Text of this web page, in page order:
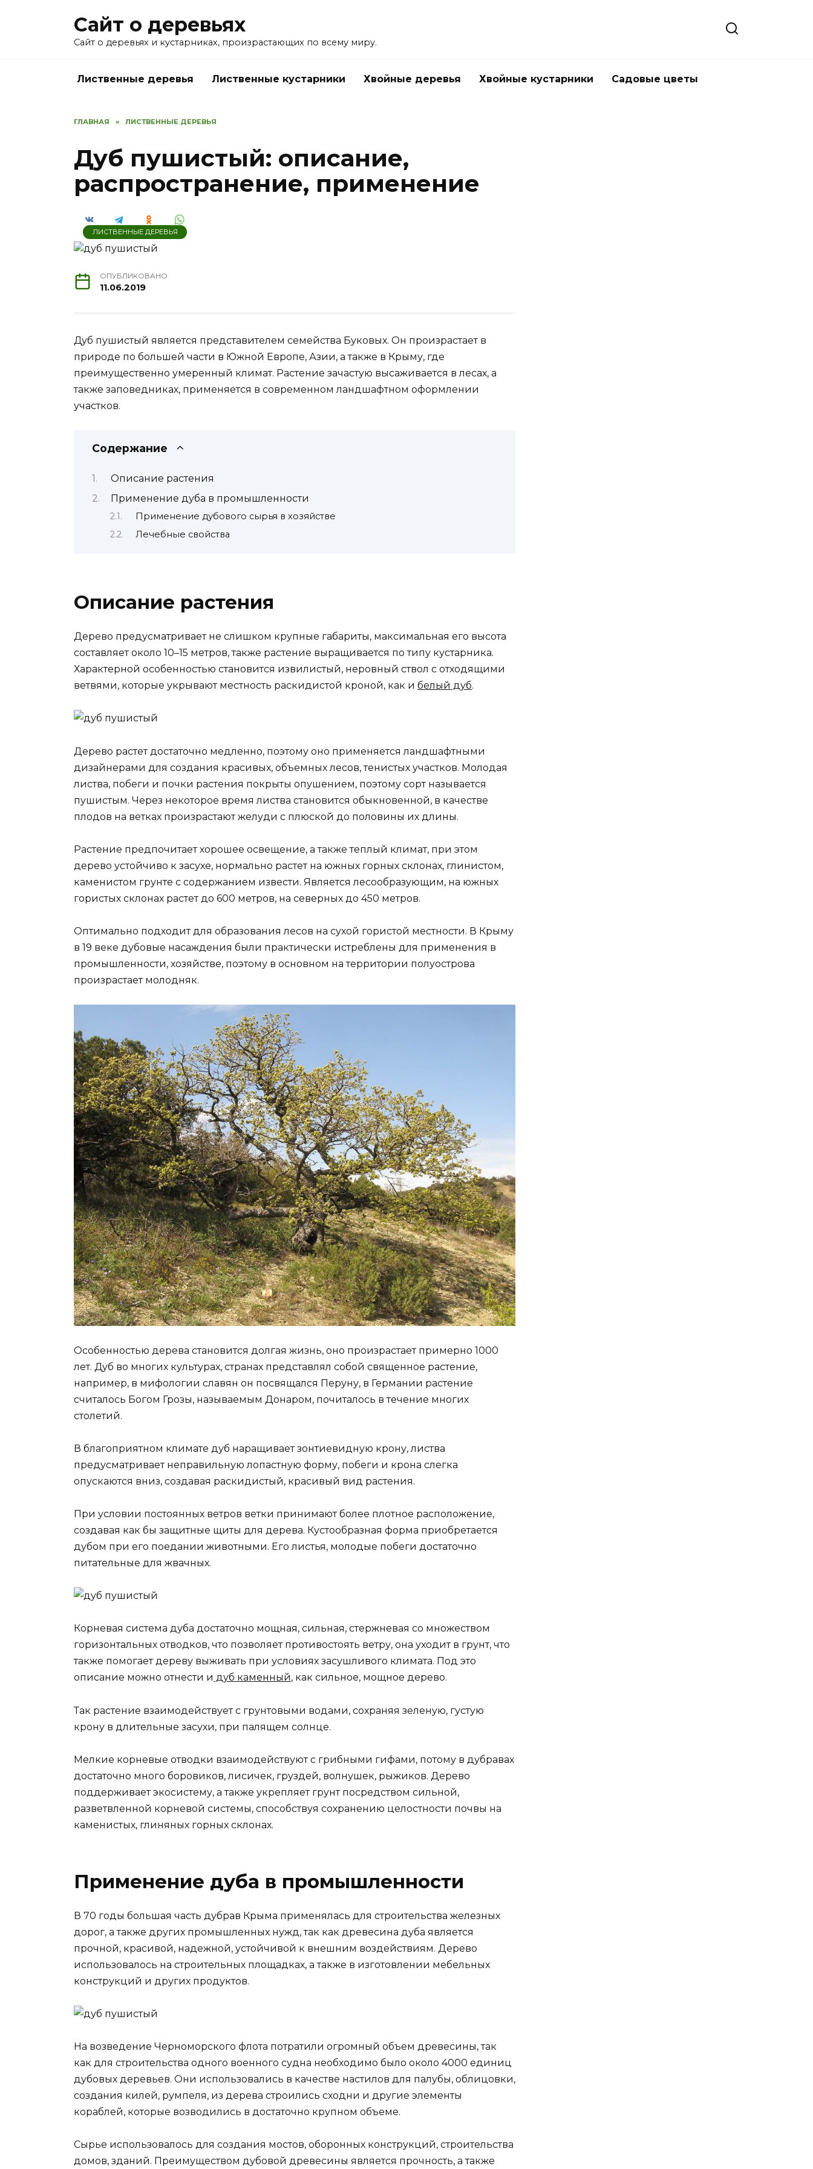
Сайт о деревьях
Сайт о деревьях и кустарниках, произрастающих по всему миру.
Лиственные деревья Лиственные кустарники Хвойные деревья Хвойные кустарники Садовые цветы
ГЛАВНАЯ » ЛИСТВЕННЫЕ ДЕРЕВЬЯ
Дуб пушистый: описание,
распространение, применение
ЛИСТВЕННЫЕ ДЕРЕВЬЯ
ОПУБЛИКОВАНО
11.06.2019
Дуб пушистый является представителем семейства Буковых. Он произрастает в
природе по большей части в Южной Европе, Азии, а также в Крыму, где
преимущественно умеренный климат. Растение зачастую высаживается в лесах, а
также заповедниках, применяется в современном ландшафтном оформлении
участков.
Содержание
Описание растения
Применение дуба в промышленности
Применение дубового сырья в хозяйстве
Лечебные свойства
Описание растения
Дерево предусматривает не слишком крупные габариты, максимальная его высота
составляет около 10–15 метров, также растение выращивается по типу кустарника.
Характерной особенностью становится извилистый, неровный ствол с отходящими
ветвями, которые укрывают местность раскидистой кроной, как и белый дуб.
Дерево растет достаточно медленно, поэтому оно применяется ландшафтными
дизайнерами для создания красивых, объемных лесов, тенистых участков. Молодая
листва, побеги и почки растения покрыты опушением, поэтому сорт называется
пушистым. Через некоторое время листва становится обыкновенной, в качестве
плодов на ветках произрастают желуди с плюской до половины их длины.
Растение предпочитает хорошее освещение, а также теплый климат, при этом
дерево устойчиво к засухе, нормально растет на южных горных склонах, глинистом,
каменистом грунте с содержанием извести. Является лесообразующим, на южных
гористых склонах растет до 600 метров, на северных до 450 метров.
Оптимально подходит для образования лесов на сухой гористой местности. В Крыму
в 19 веке дубовые насаждения были практически истреблены для применения в
промышленности, хозяйстве, поэтому в основном на территории полуострова
произрастает молодняк.
Особенностью дерева становится долгая жизнь, оно произрастает примерно 1000
лет. Дуб во многих культурах, странах представлял собой священное растение,
например, в мифологии славян он посвящался Перуну, в Германии растение
считалось Богом Грозы, называемым Донаром, почиталось в течение многих
столетий.
В благоприятном климате дуб наращивает зонтиевидную крону, листва
предусматривает неправильную лопастную форму, побеги и крона слегка
опускаются вниз, создавая раскидистый, красивый вид растения.
При условии постоянных ветров ветки принимают более плотное расположение,
создавая как бы защитные щиты для дерева. Кустообразная форма приобретается
дубом при его поедании животными. Его листья, молодые побеги достаточно
питательные для жвачных.
Корневая система дуба достаточно мощная, сильная, стержневая со множеством
горизонтальных отводков, что позволяет противостоять ветру, она уходит в грунт, что
также помогает дереву выживать при условиях засушливого климата. Под это
описание можно отнести и дуб каменный, как сильное, мощное дерево.
Так растение взаимодействует с грунтовыми водами, сохраняя зеленую, густую
крону в длительные засухи, при палящем солнце.
Мелкие корневые отводки взаимодействуют с грибными гифами, потому в дубравах
достаточно много боровиков, лисичек, груздей, волнушек, рыжиков. Дерево
поддерживает экосистему, а также укрепляет грунт посредством сильной,
разветвленной корневой системы, способствуя сохранению целостности почвы на
каменистых, глиняных горных склонах.
Применение дуба в промышленности
В 70 годы большая часть дубрав Крыма применялась для строительства железных
дорог, а также других промышленных нужд, так как древесина дуба является
прочной, красивой, надежной, устойчивой к внешним воздействиям. Дерево
использовалось на строительных площадках, а также в изготовлении мебельных
конструкций и других продуктов.
На возведение Черноморского флота потратили огромный объем древесины, так
как для строительства одного военного судна необходимо было около 4000 единиц
дубовых деревьев. Они использовались в качестве настилов для палубы, облицовки,
создания килей, румпеля, из дерева строились сходни и другие элементы
кораблей, которые возводились в достаточно крупном объеме.
Сырье использовалось для создания мостов, оборонных конструкций, строительства
домов, зданий. Преимуществом дубовой древесины является прочность, а также